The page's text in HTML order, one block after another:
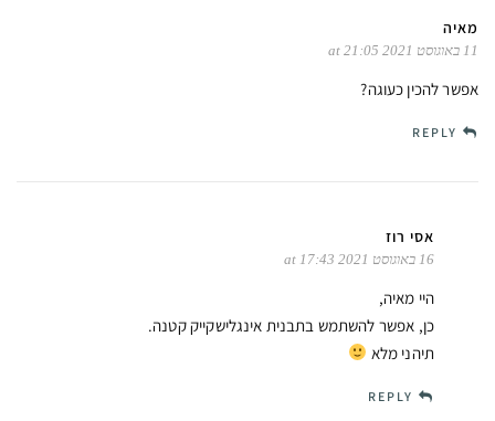
מאיה
11 באוגוסט 2021 at 21:05
אפשר להכין כעוגה?
REPLY
אסי רוז
16 באוגוסט 2021 at 17:43
היי מאיה,
כן, אפשר להשתמש בתבנית אינגלישקייק קטנה.
תיהני מלא
REPLY